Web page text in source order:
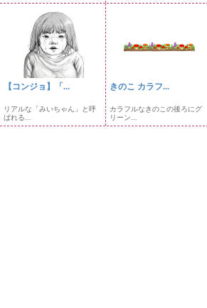
【コンジョ】「...
リアルな「みいちゃん」と呼
ばれる...
きのこ カラフ...
カラフルなきのこの後ろにグ
リーン...